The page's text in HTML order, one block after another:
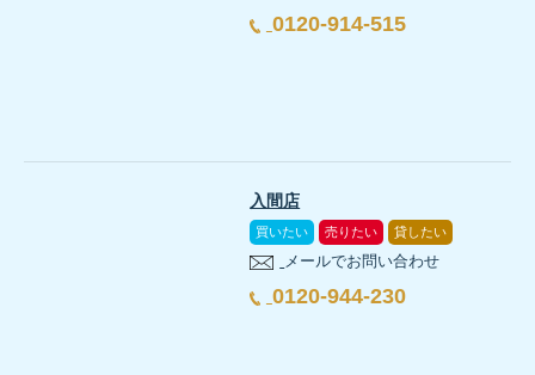
0120-914-515
入間店
買いたい 売りたい 貸したい
メールでお問い合わせ
0120-944-230